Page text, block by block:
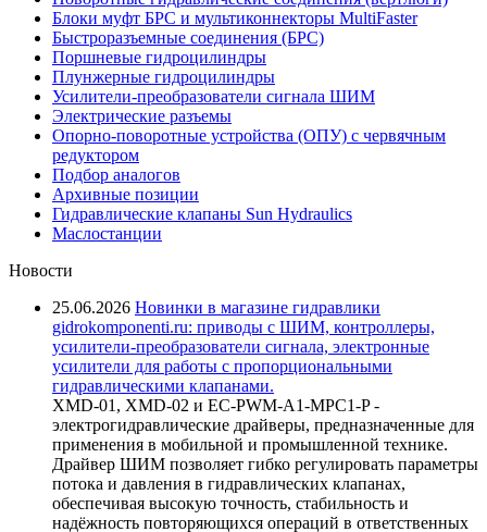
Блоки муфт БРС и мультиконнекторы MultiFaster
Быстроразъемные соединения (БРС)
Поршневые гидроцилиндры
Плунжерные гидроцилиндры
Усилители-преобразователи сигнала ШИМ
Электрические разъемы
Опорно-поворотные устройства (ОПУ) с червячным
редуктором
Подбор аналогов
Архивные позиции
Гидравлические клапаны Sun Hydraulics
Маслостанции
Новости
25.06.2026 Новинки в магазине гидравлики
gidrokomponenti.ru: приводы с ШИМ, контроллеры,
усилители-преобразователи сигнала, электронные
усилители для работы с пропорциональными
гидравлическими клапанами.
XMD-01, XMD-02 и EC-PWM-A1-MPC1-P -
электрогидравлические драйверы, предназначенные для
применения в мобильной и промышленной технике.
Драйвер ШИМ позволяет гибко регулировать параметры
потока и давления в гидравлических клапанах,
обеспечивая высокую точность, стабильность и
надёжность повторяющихся операций в ответственных